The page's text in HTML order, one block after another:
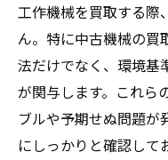
機械買取で避け
一般的な買
不正業者を
契約内容の
過剰サービ
工作機械を買取する際
ん。特に中古機械の買
法だけでなく、環境基
が関与します。これら
ブルや予期せぬ問題が
にしっかりと確認して